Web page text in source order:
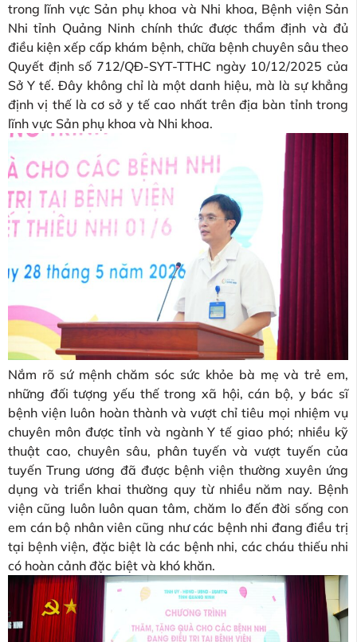
trong lĩnh vực Sản phụ khoa và Nhi khoa, Bệnh viện Sản
Nhi tỉnh Quảng Ninh chính thức được thẩm định và đủ
điều kiện xếp cấp khám bệnh, chữa bệnh chuyên sâu theo
Quyết định số 712/QĐ-SYT-TTHC ngày 10/12/2025 của
Sở Y tế. Đây không chỉ là một danh hiệu, mà là sự khẳng
định vị thế là cơ sở y tế cao nhất trên địa bàn tỉnh trong
lĩnh vực Sản phụ khoa và Nhi khoa.
Nắm rõ sứ mệnh chăm sóc sức khỏe bà mẹ và trẻ em,
những đối tượng yếu thế trong xã hội, cán bộ, y bác sĩ
bệnh viện luôn hoàn thành và vượt chỉ tiêu mọi nhiệm vụ
chuyên môn được tỉnh và ngành Y tế giao phó; nhiều kỹ
thuật cao, chuyên sâu, phân tuyến và vượt tuyến của
tuyến Trung ương đã được bệnh viện thường xuyên ứng
dụng và triển khai thường quy từ nhiều năm nay. Bệnh
viện cũng luôn luôn quan tâm, chăm lo đến đời sống con
em cán bộ nhân viên cũng như các bệnh nhi đang điều trị
tại bệnh viện, đặc biệt là các bệnh nhi, các cháu thiếu nhi
có hoàn cảnh đặc biệt và khó khăn.